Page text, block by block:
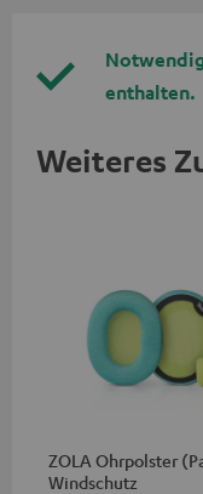
enthalten.
Weiteres
ZOLA Ohrpolster
Windschutz